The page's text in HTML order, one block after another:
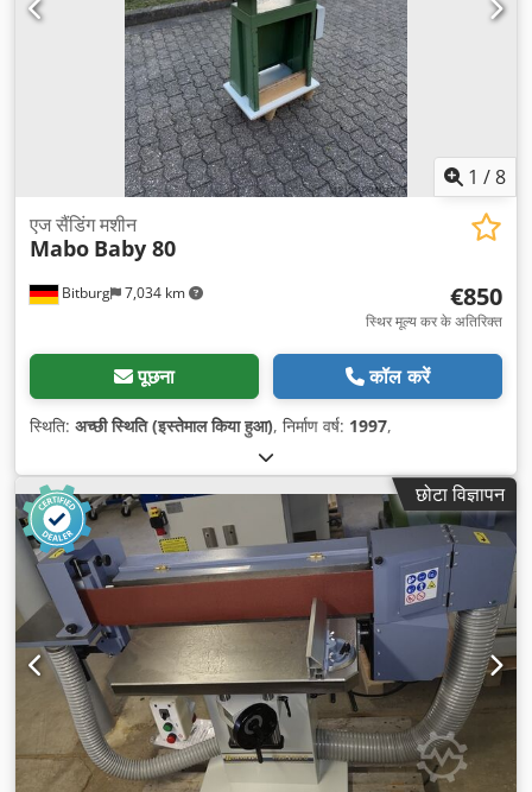
1 /8
Bitburg 7,034 km
एज सैंडिंग मशीन
Mabo Baby 80
€850
स्थिर मूल्य कर के अतिरिक्त
पूछना कॉल करें
स्थिति: अच्छी स्थिति (इस्तेमाल किया हुआ), निर्माण वर्ष: 1997,
छोटा विज्ञापन